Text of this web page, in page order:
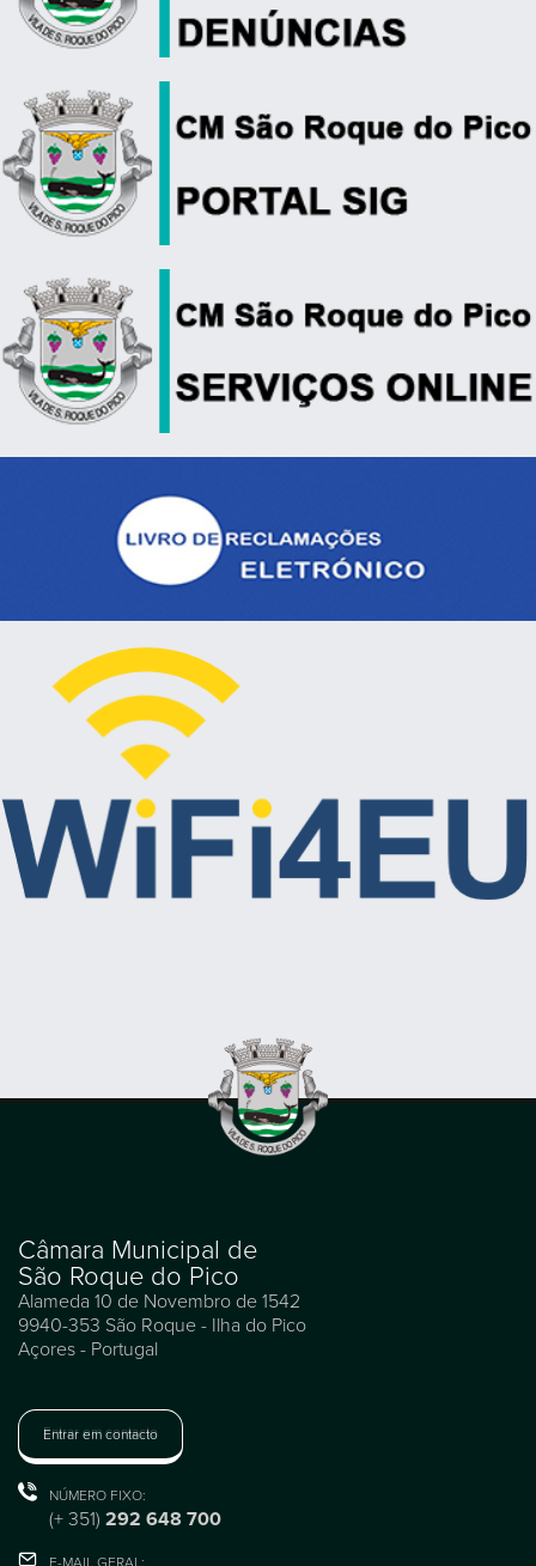
Câmara Municipal de
São Roque do Pico
Alameda 10 de Novembro de 1542
9940-353 São Roque - Ilha do Pico
Açores - Portugal
Entrar em contacto
NÚMERO FIXO:
(+ 351) 292 648 700
E-MAIL GERAL: